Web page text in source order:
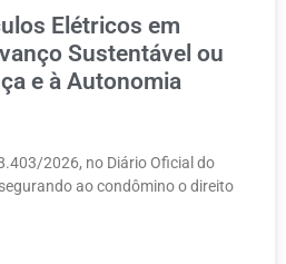
Elétricos em
Sustentável ou
e à Autonomia
2026, no Diário Oficial do
ao condômino o direito